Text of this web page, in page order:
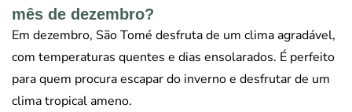
mês de dezembro?
Em dezembro, São Tomé desfruta de um clima agradável,
com temperaturas quentes e dias ensolarados. É perfeito
para quem procura escapar do inverno e desfrutar de um
clima tropical ameno.